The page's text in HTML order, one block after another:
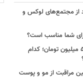
مازندران؛ ۳۱ مورد از مجتمع‌های لوکس و
شما مناسب است؟
بیمه بدنه در ۱۴۰۵ از ۷ تا ۵۸ میلیون تومان؛ کدام
مراقبت از مو و پوست